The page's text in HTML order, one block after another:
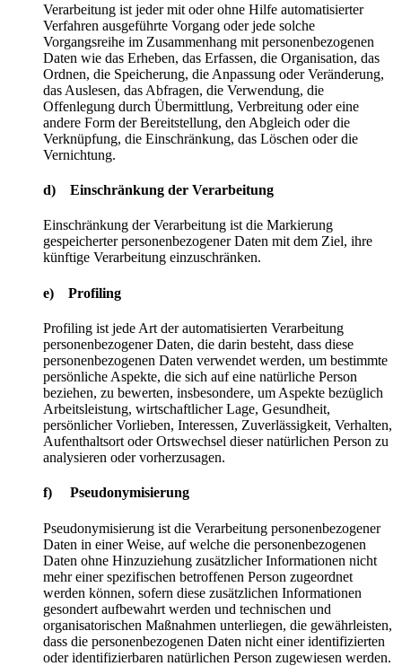
Verarbeitung ist jeder mit oder ohne Hilfe automatisierter
Verfahren ausgeführte Vorgang oder jede solche
Vorgangsreihe im Zusammenhang mit personenbezogenen
Daten wie das Erheben, das Erfassen, die Organisation, das
Ordnen, die Speicherung, die Anpassung oder Veränderung,
das Auslesen, das Abfragen, die Verwendung, die
Offenlegung durch Übermittlung, Verbreitung oder eine
andere Form der Bereitstellung, den Abgleich oder die
Verknüpfung, die Einschränkung, das Löschen oder die
Vernichtung.
d) Einschränkung der Verarbeitung
Einschränkung der Verarbeitung ist die Markierung
gespeicherter personenbezogener Daten mit dem Ziel, ihre
künftige Verarbeitung einzuschränken.
e) Profiling
Profiling ist jede Art der automatisierten Verarbeitung
personenbezogener Daten, die darin besteht, dass diese
personenbezogenen Daten verwendet werden, um bestimmte
persönliche Aspekte, die sich auf eine natürliche Person
beziehen, zu bewerten, insbesondere, um Aspekte bezüglich
Arbeitsleistung, wirtschaftlicher Lage, Gesundheit,
persönlicher Vorlieben, Interessen, Zuverlässigkeit, Verhalten,
Aufenthaltsort oder Ortswechsel dieser natürlichen Person zu
analysieren oder vorherzusagen.
f) Pseudonymisierung
Pseudonymisierung ist die Verarbeitung personenbezogener
Daten in einer Weise, auf welche die personenbezogenen
Daten ohne Hinzuziehung zusätzlicher Informationen nicht
mehr einer spezifischen betroffenen Person zugeordnet
werden können, sofern diese zusätzlichen Informationen
gesondert aufbewahrt werden und technischen und
organisatorischen Maßnahmen unterliegen, die gewährleisten,
dass die personenbezogenen Daten nicht einer identifizierten
oder identifizierbaren natürlichen Person zugewiesen werden.